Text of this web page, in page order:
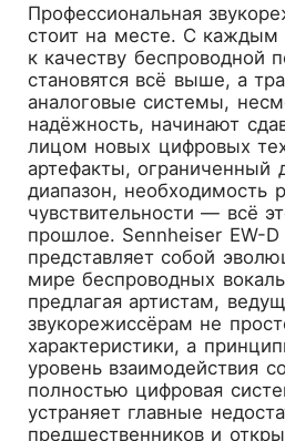
Профессиональная
стоит на месте. С каждым
к качеству беспроводной
становятся всё выше, а
аналоговые системы,
надёжность, начинают
лицом новых цифровых
артефакты, ограниченный
диапазон, необходимость
чувствительности — всё
прошлое. Sennheiser EW-
представляет собой
мире беспроводных
предлагая артистам,
звукорежиссёрам не
характеристики, а
уровень взаимодействия
полностью цифровая
устраняет главные
предшественников и